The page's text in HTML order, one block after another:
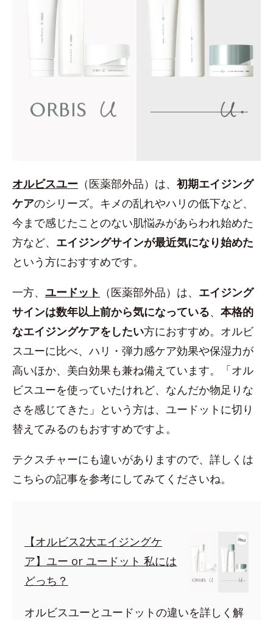
オルビスユー （医薬部外品）は、 初期エイジング
ケアのシリーズ。キメの乱れやハリの低下など、
今まで感じたことのない肌悩みがあらわれ始めた
方など、 エイジングサインが最近気になり始めた
という方におすすめです。
一方、 ユードット （医薬部外品）は、 エイジング
サインは数年以上前から気になっている、 本格的
なエイジングケアをしたい方におすすめ。オルビ
スユーに比べ、ハリ・弾力感ケア効果や保湿力が
高いほか、美白効果も兼ね備えています。「オル
ビスユーを使っていたけれど、なんだか物足りな
さを感じてきた」という方は、ユードットに切り
替えてみるのもおすすめですよ。
テクスチャーにも違いがありますので、詳しくは
こちらの記事を参考にしてみてくださいね。
【オルビス2大エイジングケ
ア】ユー or ユードット 私には
どっち？
オルビスユーとユードットの違いを詳しく解